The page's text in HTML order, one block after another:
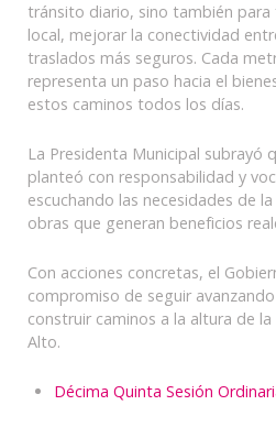
tránsito diario, sino también
local, mejorar la conectividad
traslados más seguros. Cada
representa un paso hacia el
estos caminos todos los días.
La Presidenta Municipal subrayó
planteó con responsabilidad y
escuchando las necesidades de
obras que generan beneficios
Con acciones concretas, el
compromiso de seguir
construir caminos a la altura de
Alto.
Décima Quinta Sesión